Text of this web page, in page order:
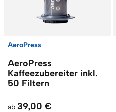
AeroPress
AeroPress
Kaffeezubereiter inkl.
50 Filtern
ab 39,00 €